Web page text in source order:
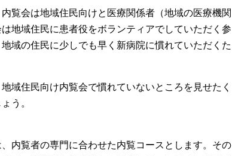
覧会は地域住民向けと医療関係者（地域の医療機関
地域住民に患者役をボランティアでしていただく参
域の住民に少しでも早く新病院に慣れていただくた
域住民向け内覧会で慣れていないところを見せたく
う。
内覧者の専門に合わせた内覧コースとします。その